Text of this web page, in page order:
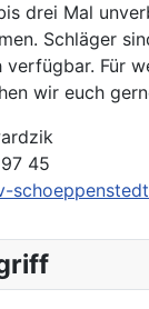
drei Mal
Schläger
verfügbar. Für
wir euch
45